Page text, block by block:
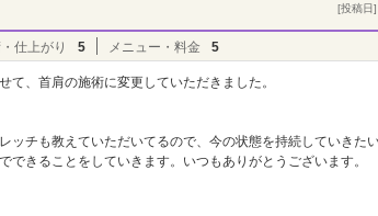
[投稿日
仕上がり 5 メニュー・料金 5
、首肩の施術に変更していただきました。
ッチも教えていただいてるので、今の状態を持続していきた
きることをしていきます。いつもありがとうございます。